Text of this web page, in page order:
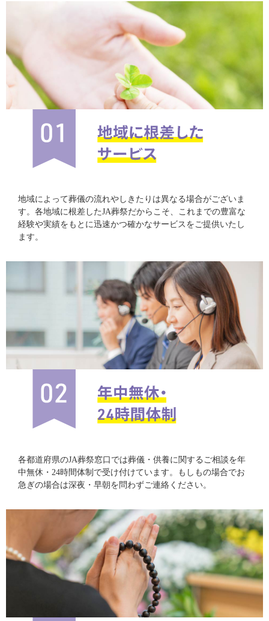
地域によって葬儀の流れやしきたりは異なる場合がございま
す。各地域に根差したJA葬祭だからこそ、これまでの豊富な
経験や実績をもとに迅速かつ確かなサービスをご提供いたし
ます。
各都道府県のJA葬祭窓口では葬儀・供養に関するご相談を年
中無休・24時間体制で受け付けています。もしもの場合でお
急ぎの場合は深夜・早朝を問わずご連絡ください。